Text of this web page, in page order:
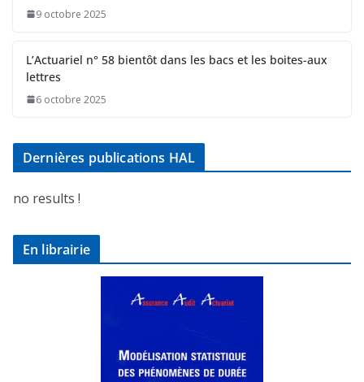
9 octobre 2025
L’Actuariel n° 58 bientôt dans les bacs et les boites-aux
lettres
6 octobre 2025
Dernières publications HAL
no results !
En librairie